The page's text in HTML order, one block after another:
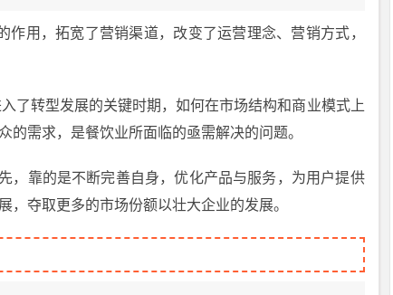
用，拓宽了营销渠道，改变了运营理念、营销方式，
了转型发展的关键时期，如何在市场结构和商业模式上
需求，是餐饮业所面临的亟需解决的问题。
，靠的是不断完善自身，优化产品与服务，为用户提供
，夺取更多的市场份额以壮大企业的发展。